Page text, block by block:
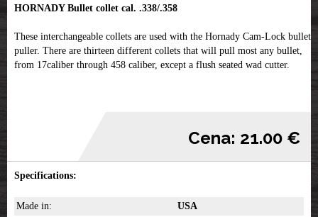
HORNADY Bullet collet cal. .338/.358
These interchangeable collets are used with the Hornady Cam-Lock bullet
puller. There are thirteen different collets that will pull most any bullet,
from 17caliber through 458 caliber, except a flush seated wad cutter.
Cena: 21.00 €
Specifications:
Made in:
USA